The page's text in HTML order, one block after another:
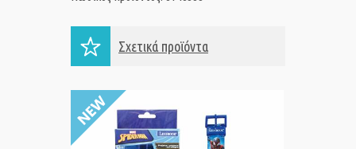
Σχετικά προϊόντα